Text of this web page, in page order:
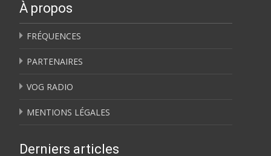
À propos
FRÉQUENCES
PARTENAIRES
VOG RADIO
MENTIONS LÉGALES
Derniers articles